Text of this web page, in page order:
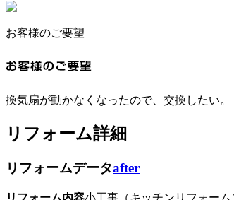
お客様のご要望
換気扇が動かなくなったので、交換したい。
リフォーム詳細
リフォームデータafter
リフォーム内容小工事（キッチンリフォーム